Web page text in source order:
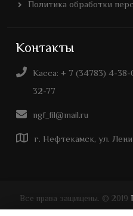
Политика обработки
Контакты
Касса: + 7 (34783) 4-
32-77
ngf_fil@mail.ru
г. Нефтекамск, ул.
Все права защищены. © 2019